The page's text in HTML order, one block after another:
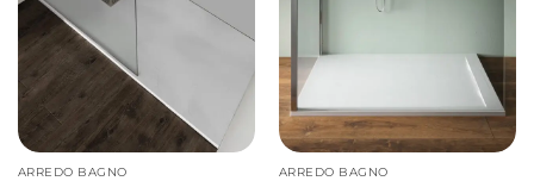
ARREDO BAGNO ARREDO BAGNO